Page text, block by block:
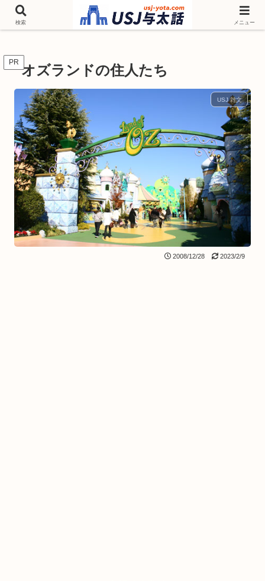
チケットやシーズンイベント ニンテンドーワールド アトラクションなどユニ
バを歩いて情報収集しています
PR オズランドの住人たち
USJ 雑文
2008/12/28 2023/2/9
検索 メニュー